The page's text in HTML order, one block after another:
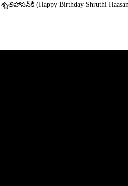
(Happy Birthday Shruthi